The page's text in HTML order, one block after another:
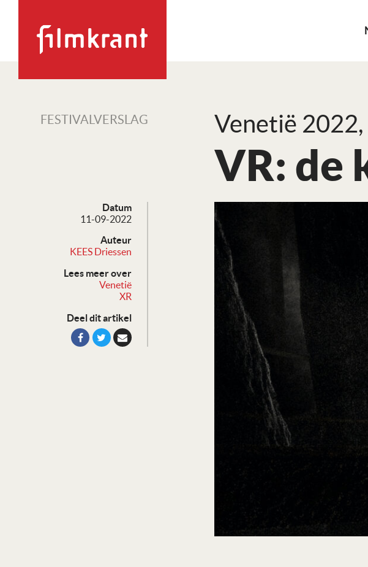
FESTIVALVERSLAG Venetië 2022,
VR: de
Datum
11-09-2022
Auteur
KEES Driessen
Lees meer over
Venetië
XR
Deel dit artikel